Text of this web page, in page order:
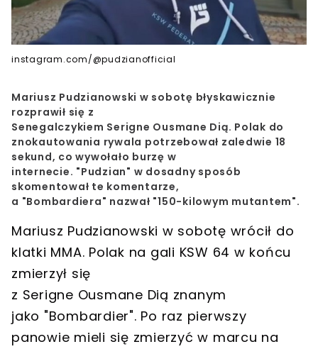
instagram.com/@pudzianofficial
Mariusz Pudzianowski w sobotę błyskawicznie
rozprawił się z
Senegalczykiem Serigne Ousmane Dią. Polak do
znokautowania rywala potrzebował zaledwie 18
sekund, co wywołało burzę w
internecie. "Pudzian" w dosadny sposób
skomentował te komentarze,
a "Bombardiera" nazwał "150-kilowym mutantem".
Mariusz Pudzianowski w sobotę wrócił do
klatki MMA. Polak na gali KSW 64 w końcu
zmierzył się
z Serigne Ousmane Dią znanym
jako "Bombardier". Po raz pierwszy
panowie mieli się zmierzyć w marcu na